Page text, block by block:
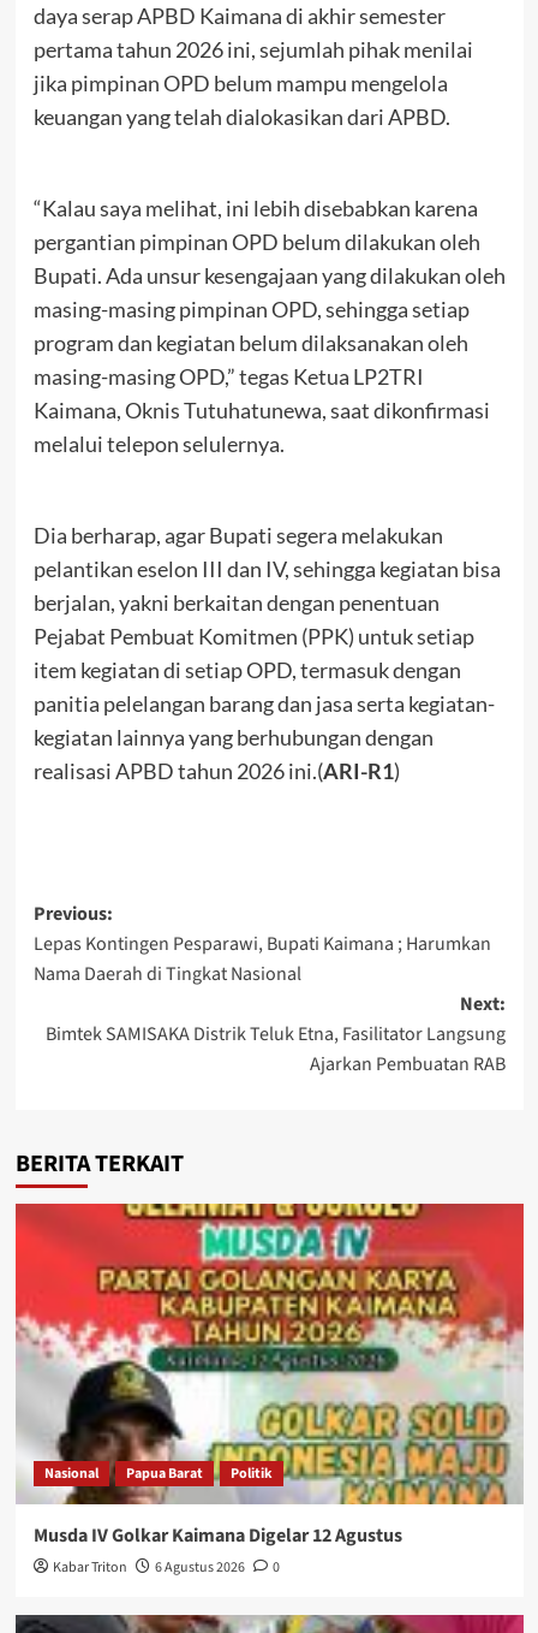
daya serap APBD Kaimana di akhir semester
pertama tahun 2026 ini, sejumlah pihak menilai
jika pimpinan OPD belum mampu mengelola
keuangan yang telah dialokasikan dari APBD.
“Kalau saya melihat, ini lebih disebabkan karena
pergantian pimpinan OPD belum dilakukan oleh
Bupati. Ada unsur kesengajaan yang dilakukan oleh
masing-masing pimpinan OPD, sehingga setiap
program dan kegiatan belum dilaksanakan oleh
masing-masing OPD,” tegas Ketua LP2TRI
Kaimana, Oknis Tutuhatunewa, saat dikonfirmasi
melalui telepon selulernya.
Dia berharap, agar Bupati segera melakukan
pelantikan eselon III dan IV, sehingga kegiatan bisa
berjalan, yakni berkaitan dengan penentuan
Pejabat Pembuat Komitmen (PPK) untuk setiap
item kegiatan di setiap OPD, termasuk dengan
panitia pelelangan barang dan jasa serta kegiatan-
kegiatan lainnya yang berhubungan dengan
realisasi APBD tahun 2026 ini.(ARI-R1)
Post
navigation
Previous:
Lepas Kontingen Pesparawi, Bupati Kaimana ; Harumkan
Nama Daerah di Tingkat Nasional
Next:
Bimtek SAMISAKA Distrik Teluk Etna, Fasilitator Langsung
Ajarkan Pembuatan RAB
BERITA TERKAIT
Nasional Papua Barat Politik
Musda IV Golkar Kaimana Digelar 12 Agustus
Kabar Triton 6 Agustus 2026 0